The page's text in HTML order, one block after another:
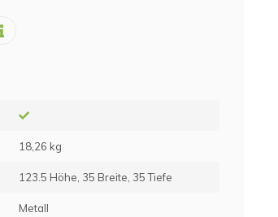
18,26 kg
123.5 Höhe, 35 Breite, 35 Tiefe
Metall